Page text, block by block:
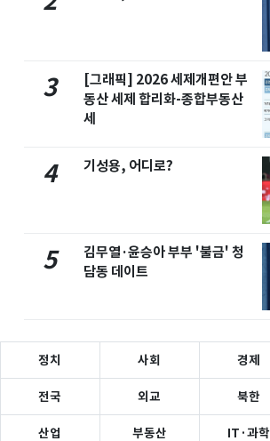
3
[그래픽] 2026 세제개편안 부
동산 세제 합리화-종합부동산
세
4 기성용, 어디로?
5
김무열·윤승아 부부 '불금' 청
담동 데이트
정치 사회 경제
전국 외교 북한
산업 부동산 IT·과학